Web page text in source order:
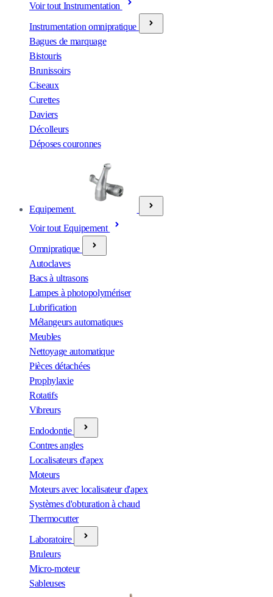
Voir tout Instrumentation
Instrumentation omnipratique
Bagues de marquage
Bistouris
Brunissoirs
Ciseaux
Curettes
Daviers
Décolleurs
Déposes couronnes
Equipement
Voir tout Equipement
Omnipratique
Autoclaves
Bacs à ultrasons
Lampes à photopolymériser
Lubrification
Mélangeurs automatiques
Meubles
Nettoyage automatique
Pièces détachées
Prophylaxie
Rotatifs
Vibreurs
Endodontie
Contres angles
Localisateurs d'apex
Moteurs
Moteurs avec localisateur d'apex
Systèmes d'obturation à chaud
Thermocutter
Laboratoire
Bruleurs
Micro-moteur
Sableuses